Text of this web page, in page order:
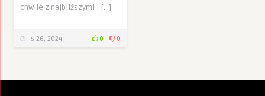
chwile z najbliższymi i […]
lis 26, 2024 0 0